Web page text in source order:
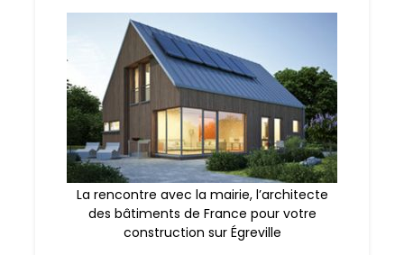
La rencontre avec la mairie, l’architecte
des bâtiments de France pour votre
construction sur Égreville